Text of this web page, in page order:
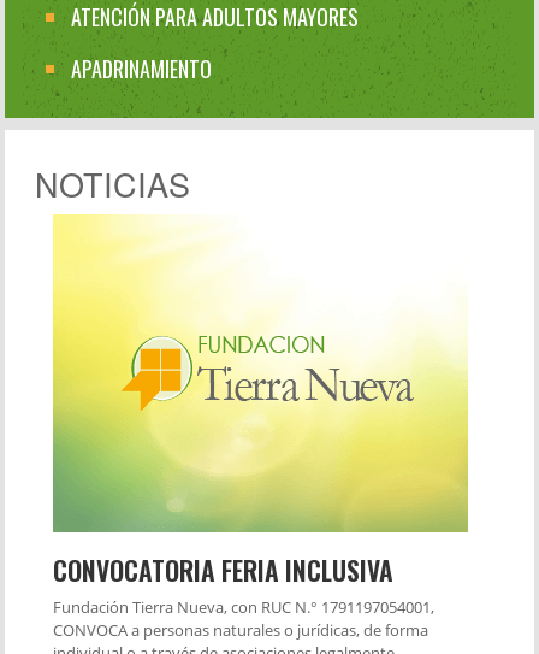
ATENCIÓN PARA ADULTOS MAYORES
APADRINAMIENTO
NOTICIAS
CONVOCATORIA FERIA INCLUSIVA
Fundación Tierra Nueva, con RUC N.° 1791197054001,
CONVOCA a personas naturales o jurídicas, de forma